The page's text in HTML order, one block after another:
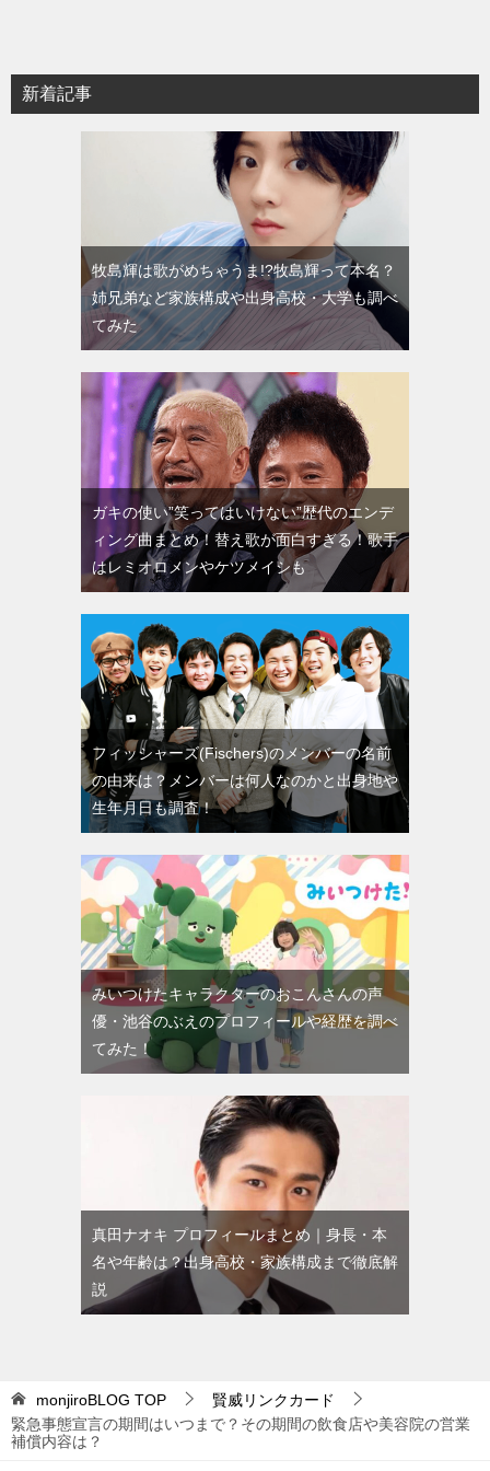
新着記事
牧島輝は歌がめちゃうま!?牧島輝って本名？
姉兄弟など家族構成や出身高校・大学も調べ
てみた
ガキの使い”笑ってはいけない”歴代のエンデ
ィング曲まとめ！替え歌が面白すぎる！歌手
はレミオロメンやケツメイシも
フィッシャーズ(Fischers)のメンバーの名前
の由来は？メンバーは何人なのかと出身地や
生年月日も調査！
みいつけたキャラクターのおこんさんの声
優・池谷のぶえのプロフィールや経歴を調べ
てみた！
真田ナオキ プロフィールまとめ｜身長・本
名や年齢は？出身高校・家族構成まで徹底解
説
monjiroBLOG TOP
賢威リンクカード
緊急事態宣言の期間はいつまで？その期間の飲食店や美容院の営業
補償内容は？